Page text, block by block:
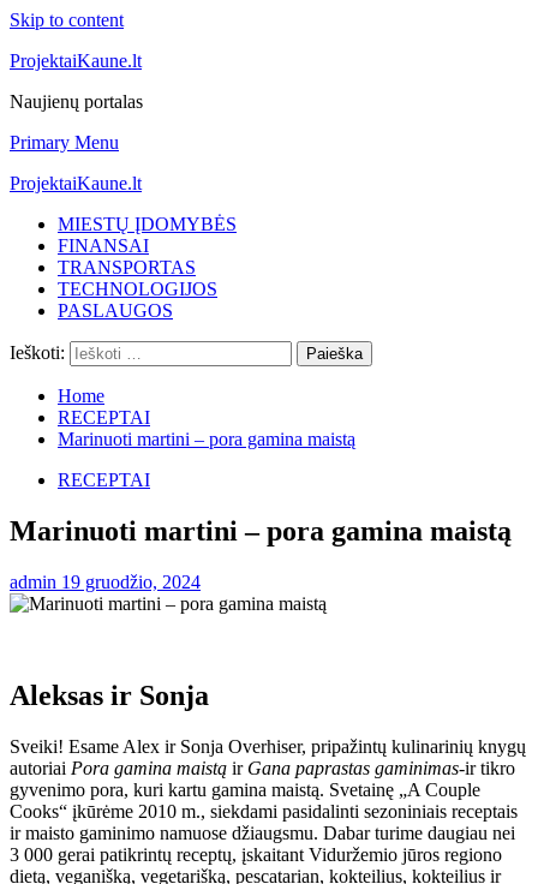
Skip to content
ProjektaiKaune.lt
Naujienų portalas
Primary Menu
ProjektaiKaune.lt
MIESTŲ ĮDOMYBĖS
FINANSAI
TRANSPORTAS
TECHNOLOGIJOS
PASLAUGOS
Ieškoti:
Home
RECEPTAI
Marinuoti martini – pora gamina maistą
RECEPTAI
Marinuoti martini – pora gamina maistą
admin 19 gruodžio, 2024
Aleksas ir Sonja
Sveiki! Esame Alex ir Sonja Overhiser, pripažintų kulinarinių knygų
autoriai Pora gamina maistą ir Gana paprastas gaminimas-ir tikro
gyvenimo pora, kuri kartu gamina maistą. Svetainę „A Couple
Cooks“ įkūrėme 2010 m., siekdami pasidalinti sezoniniais receptais
ir maisto gaminimo namuose džiaugsmu. Dabar turime daugiau nei
3 000 gerai patikrintų receptų, įskaitant Viduržemio jūros regiono
dietą, veganišką, vegetarišką, pescatarian, kokteilius, kokteilius ir